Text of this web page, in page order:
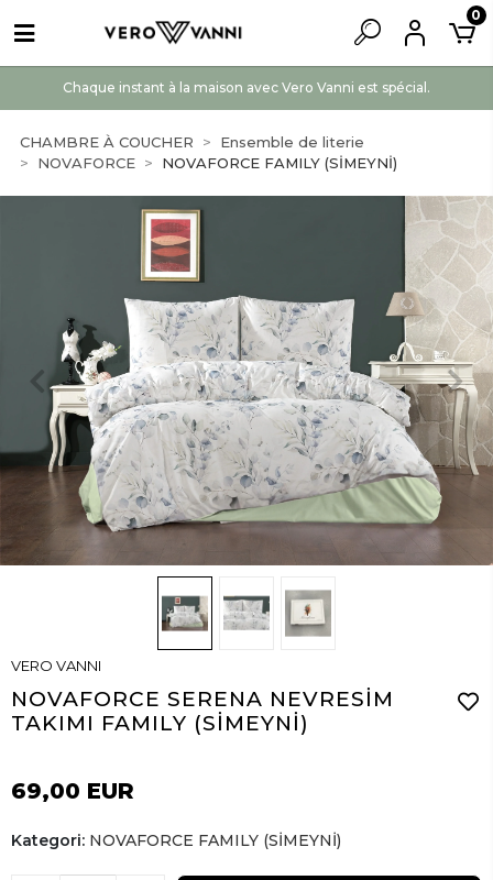
Chaque instant à la maison avec Vero Vanni est spécial.
0
CHAMBRE À COUCHER
Ensemble de literie
NOVAFORCE
NOVAFORCE FAMILY (SİMEYNİ)
VERO VANNI
NOVAFORCE SERENA NEVRESİM
TAKIMI FAMILY (SİMEYNİ)
69,00 EUR
Kategori: NOVAFORCE FAMILY (SİMEYNİ)